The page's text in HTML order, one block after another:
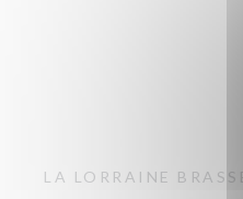
LA LORRAINE